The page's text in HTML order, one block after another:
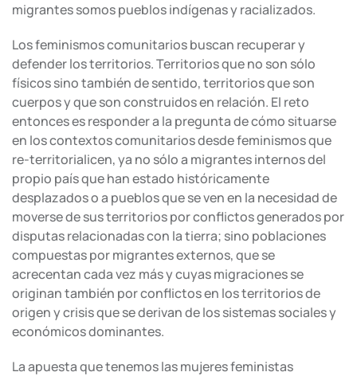
migrantes somos pueblos indígenas y racializados.
Los feminismos comunitarios buscan recuperar y
defender los territorios. Territorios que no son sólo
físicos sino también de sentido, territorios que son
cuerpos y que son construidos en relación. El reto
entonces es responder a la pregunta de cómo situarse
en los contextos comunitarios desde feminismos que
re-territorialicen, ya no sólo a migrantes internos del
propio país que han estado históricamente
desplazados o a pueblos que se ven en la necesidad de
moverse de sus territorios por conflictos generados por
disputas relacionadas con la tierra; sino poblaciones
compuestas por migrantes externos, que se
acrecentan cada vez más y cuyas migraciones se
originan también por conflictos en los territorios de
origen y crisis que se derivan de los sistemas sociales y
económicos dominantes.
La apuesta que tenemos las mujeres feministas